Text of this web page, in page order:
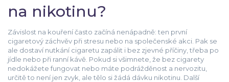
na nikotinu?
Závislost na kouření často začíná nenápadně: ten první
cigaretový záchvěv při stresu nebo na společenské akci. Pak se
ale dostaví nutkání cigaretu zapálit i bez zjevné příčiny, třeba po
jídle nebo při ranní kávě. Pokud si všimnete, že bez cigarety
nedokážete fungovat nebo máte podrážděnost a nervozitu,
určitě to není jen zvyk, ale tělo si žádá dávku nikotinu. Další